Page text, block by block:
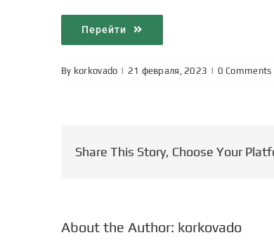
Перейти
By korkovado | | 0 Comments
Share This Story, Choose Your
About the Author: korkovado